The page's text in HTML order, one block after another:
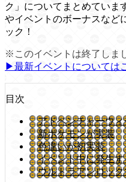
ク」についてまとめていま
やイベントのボーナスなど
ック！
※このイベントは終了しま
▶︎最新イベントについては
目次
アドベンチャーウ
新ポケモンが実装
色違いが初実装
イベント中に発生
ウルトラアンロッ